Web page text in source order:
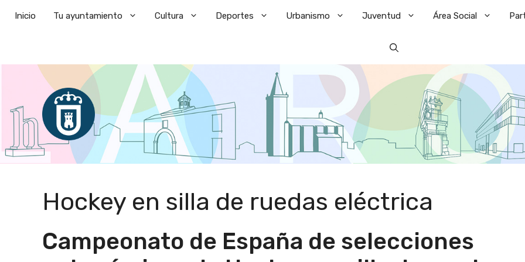
Inicio Tu ayuntamiento Cultura Deportes Urbanismo Juventud Área Social
Hockey en silla de ruedas eléctrica
Campeonato de España de selecciones